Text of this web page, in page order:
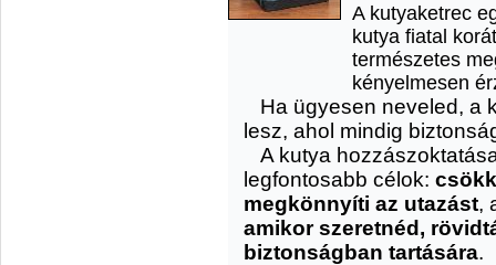
A kutyaketrec
kutya fiatal
természetes
kényelmesen
Ha ügyesen neveled, a
lesz, ahol mindig
A kutya
legfontosabb célok:
megkönnyíti az utazást,
amikor szeretnéd,
biztonságban tartására.